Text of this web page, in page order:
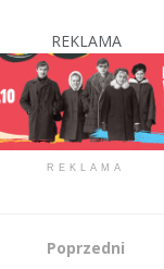
REKLAMA
REKLAMA
Poprzedni